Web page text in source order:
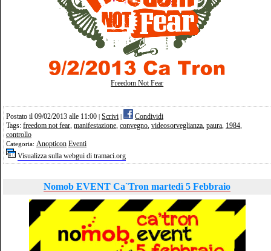
Freedom Not Fear
Postato il 09/02/2013 alle 11:00 Scrivi
Condividi
Tags: freedom not fear, manifestazione, convegno, videosorveglianza, paura, 1984,
controllo
Categoria: Anopticon Eventi
Visualizza sulla webgui di tramaci.org
Nomob EVENT Ca`Tron martedì 5 Febbraio